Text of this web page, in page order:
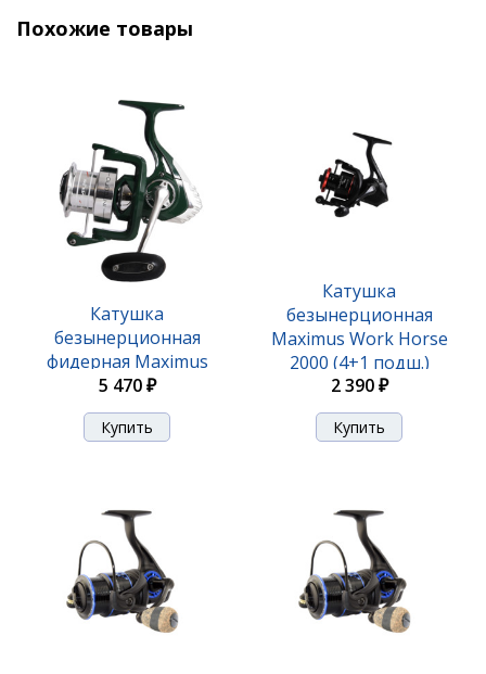
Похожие товары
Катушка
безынерционная
фидерная Maximus
Integro 5000 (5+1 подш.)
5 470 ₽
Катушка
безынерционная
Maximus Work Horse
2000 (4+1 подш.)
2 390 ₽